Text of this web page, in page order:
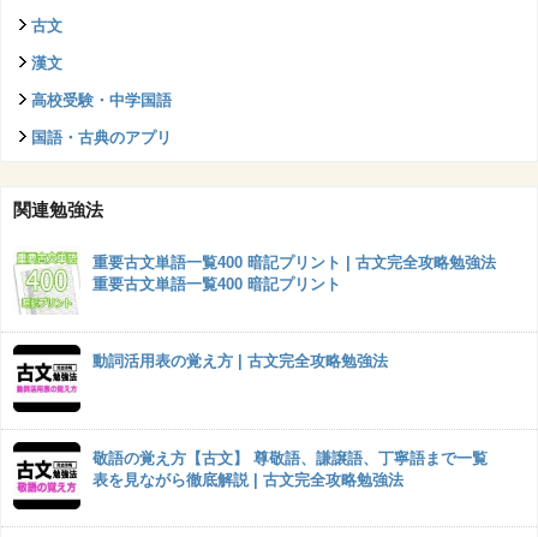
古文
漢文
高校受験・中学国語
国語・古典のアプリ
関連勉強法
重要古文単語一覧400 暗記プリント | 古文完全攻略勉強法
重要古文単語一覧400 暗記プリント
動詞活用表の覚え方 | 古文完全攻略勉強法
敬語の覚え方【古文】 尊敬語、謙譲語、丁寧語まで一覧
表を見ながら徹底解説 | 古文完全攻略勉強法